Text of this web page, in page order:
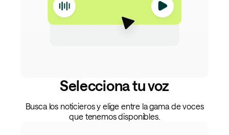
Selecciona tu voz
Busca los noticieros y elige entre la gama de voces
que tenemos disponibles.